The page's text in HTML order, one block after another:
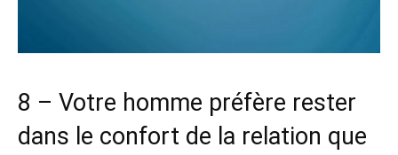
8 – Votre homme préfère rester
dans le confort de la relation que